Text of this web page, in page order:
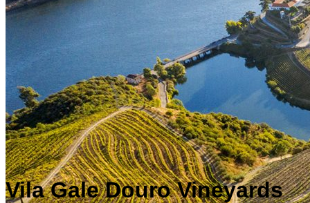
Vila Gale Douro Vineyards